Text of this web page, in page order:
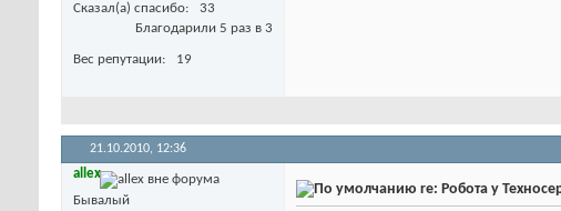
Сказал(а) спасибо
33
Благодарили 5 раз в 3
Вес репутации 19
21.10.2010, 12:36
allex
Бывалый
re: Робота у